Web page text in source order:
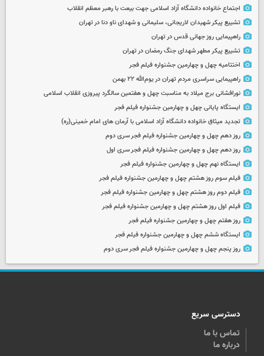
اجتماع خانواده دانشگاه آزاد اسلامی جهت بیعت با رهبر معظم انقلاب
تشییع پیکر شهیدان لاریجانی، سلیمانی و شهدای ناو دنا در تهران
راهپیمایی روز جهانی قدس در تهران
تشییع پیکر مطهر شهدای جنگ رمضان در تهران
اختتامیه چهل و چهارمین جشنواره فیلم فجر
راهپیمایی سراسری مردم تهران در یوم‌الله ۲۲ بهمن
نورافشانی برج میلاد به مناسبت چهل‌ و هفتمین سالگرد پیروزی انقلاب اسلامی
ایستگاه پایانی چهل و چهارمین جشنواره فیلم فجر
تجدید میثاق خانواده دانشگاه آزاد اسلامی با آرمان های امام خمینی(ره)
روز دهم چهل و چهارمین جشنواره فیلم فجر سری دوم
روز دهم چهل و چهارمین جشنواره فیلم فجر سری اول
ایستگاه نهم چهل و چهارمین جشنواره فیلم فجر
فیلم سوم روز هشتم چهل و چهارمین جشنواره فیلم فجر
فیلم دوم روز هشتم چهل و چهارمین جشنواره فیلم فجر
فیلم اول روز هشتم چهل و چهارمین جشنواره فیلم فجر
روز هفتم چهل و چهارمین جشنواره فیلم فجر
ایستگاه ششم چهل و چهارمین جشنواره فیلم فجر
روز پنجم چهل و چهارمین جشنواره فیلم فجر سری دوم
دسترسی سریع
تماس با ما
درباره ما